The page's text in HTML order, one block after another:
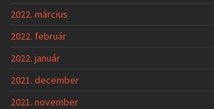
2022. március
2022. február
2022. január
2021. december
2021. november